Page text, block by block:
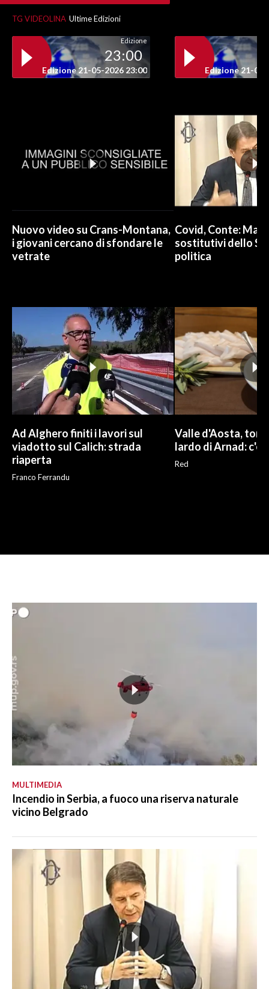
STORE
TG VIDEOLINA Ultime Edizioni
Edizione
23:00
Edizione 21-05-2026 23:00 Edizione 21-05-
Nuovo video su Crans-Montana,
i giovani cercano di sfondare le
vetrate
Covid, Conte: Mai
sostitutivi dello
politica
Ad Alghero finiti i lavori sul
viadotto sul Calich: strada
riaperta
Franco Ferrandu
Valle d'Aosta,
lardo di Arnad: c'è
Red
MULTIMEDIA
Incendio in Serbia, a fuoco una riserva naturale
vicino Belgrado